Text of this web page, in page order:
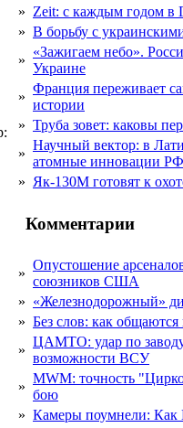
» Zeit: с каждым годом в
» В борьбу с
»
«Зажигаем небо».
Украине
»
Франция переживает
истории
» Труба зовет: каковы
»
Научный вектор: в
атомные инновации РФ
» Як-130М готовят к
Комментарии
»
Опустошение
союзников США
» «Железнодорожный»
» Без слов: как
»
ЦАМТО: удар по
возможности ВСУ
»
MWM: точность
бою
» Камеры поумнели: Как